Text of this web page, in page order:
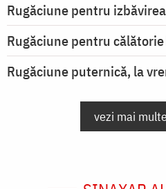
Rugăciune pentru
Rugăciune pentru
Rugăciune puternică, la
vezi mai